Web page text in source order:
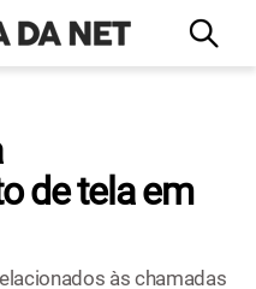
de tela em
às chamadas